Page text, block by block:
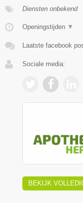
Diensten onbekend
Openingstijden ▼
Laatste facebook
Sociale media:
BEKIJK